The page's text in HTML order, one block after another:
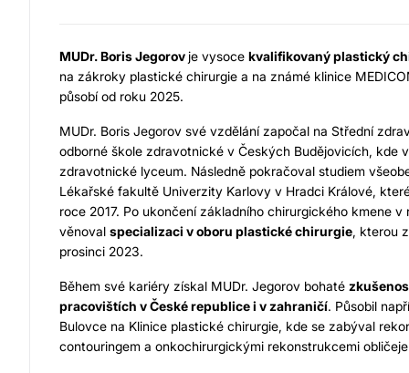
MUDr. Boris Jegorov je vysoce kvalifikovaný plastický
na zákroky plastické chirurgie a na známé klinice
působí od roku 2025.
MUDr. Boris Jegorov své vzdělání započal na Střední
odborné škole zdravotnické v Českých Budějovicích, kde
zdravotnické lyceum. Následně pokračoval studiem
Lékařské fakultě Univerzity Karlovy v Hradci Králové,
roce 2017. Po ukončení základního chirurgického kmene v
věnoval specializaci v oboru plastické chirurgie, kterou
prosinci 2023.
Během své kariéry získal MUDr. Jegorov bohaté
pracovištích v České republice i v zahraničí. Působil
Bulovce na Klinice plastické chirurgie, kde se zabýval
contouringem a onkochirurgickými rekonstrukcemi